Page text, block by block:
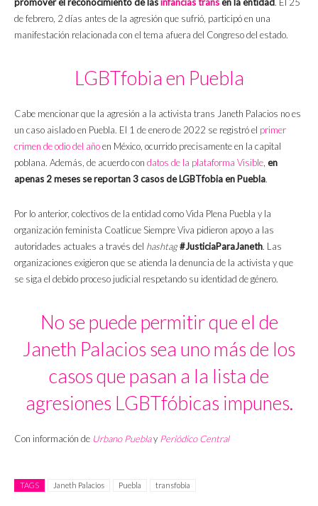
promover el reconocimiento de las infancias transen la entidad. El 25
de febrero, 2 días antes de la agresión que sufrió, participó en una
manifestación relacionada con el tema afuera del Congreso del estado.
LGBTfobia en Puebla
Cabe mencionar que la agresión a la activista trans Janeth Palacios no es
un caso aislado en Puebla. El 1 de enero de 2022 se registró el primer
crimen de odio del añoen México, ocurrido precisamente en la capital
poblana. Además, de acuerdo con datos de la plataforma Visible, en
apenas 2 meses se reportan 3 casos de LGBTfobia en Puebla.
Por lo anterior, colectivos de la entidad como Vida Plena Puebla y la
organización feminista Coatlicue Siempre Viva pidieron apoyo a las
autoridades actuales a través del hashtag#JusticiaParaJaneth. Las
organizaciones exigieron que se atienda la denuncia de la activista y que
se siga el debido proceso judicial respetando su identidad de género.
No se puede permitir que el de
Janeth Palacios sea uno más de los
casos que pasan a la lista de
agresiones LGBTfóbicas impunes.
Con información de Urbano Pueblay Periódico Central
TAGS Janeth Palacios Puebla transfobia